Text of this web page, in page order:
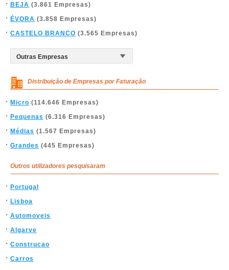
BEJA (3.861 Empresas)
ÉVORA (3.858 Empresas)
CASTELO BRANCO (3.565 Empresas)
Distribuição de Empresas por Faturação
Micro (114.646 Empresas)
Pequenas (6.316 Empresas)
Médias (1.567 Empresas)
Grandes (445 Empresas)
Outros utilizadores pesquisaram
Portugal
Lisboa
Automoveis
Algarve
Construcao
Carros